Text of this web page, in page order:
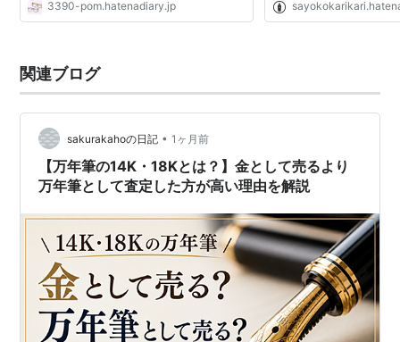
3390-pom.hatenadiary.jp
関連ブログ
sakurakahoの日記 • 1ヶ月前
【万年筆の14K・18Kとは？】金として売るより
万年筆として査定した方が高い理由を解説